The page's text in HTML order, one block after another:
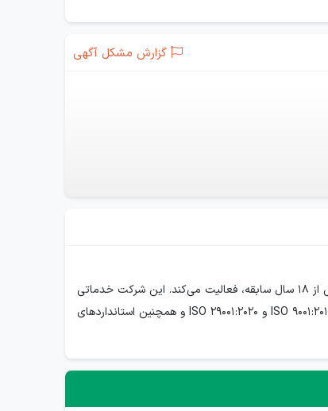
گزارش مشکل آگهی
شرکت آذین الکترونیک تراشه جنوب، یک شرکت دانش‌بنیان است که با همکاری متخصصین الکترونیک و فناوری اطلاعات و یک شرکت معتبر با بیش از 18 سال سابقه، فعالیت می‌کند. این شرکت خدماتی
مانند طراحی، ساخت، مهندسی معکوس و تعمیرات تخصصی دستگاه‌ها و کارت‌های الکترونیکی صنعتی می‌پردازد و خدمات مطابق با استانداردهای ISO 9001:2015 و ISO 29001:2020 و همچنین استانداردهای